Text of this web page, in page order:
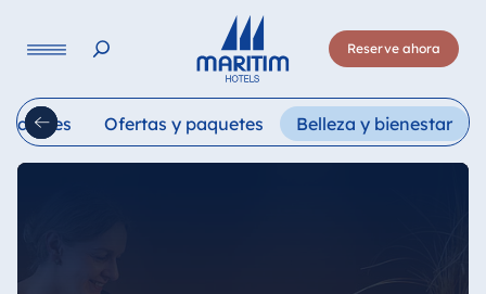
Reserve ahora
Français Italiano
Ofertas y paquetes Belleza y bienestar